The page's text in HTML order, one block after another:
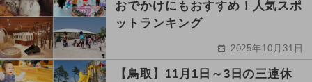
おでかけにもおすすめ！人気スポ
ットランキング
2025年10月31日
【鳥取】11月1日～3日の三連休